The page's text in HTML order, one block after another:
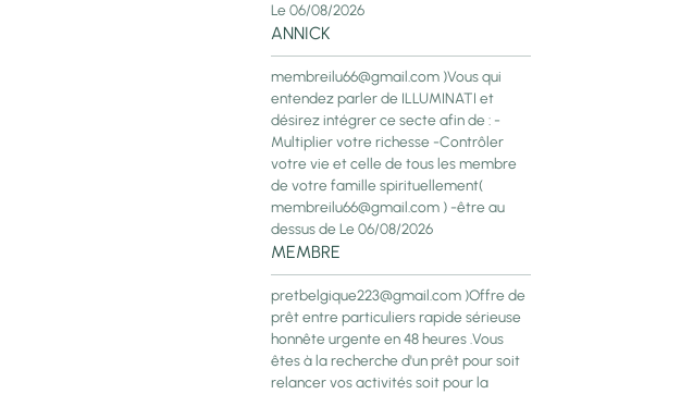
Le 06/08/2026
ANNICK
membreilu66@gmail.com )Vous qui
entendez parler de ILLUMINATI et
désirez intégrer ce secte afin de : -
Multiplier votre richesse -Contrôler
votre vie et celle de tous les membre
de votre famille spirituellement(
membreilu66@gmail.com ) -être au
dessus deLe 06/08/2026
MEMBRE
pretbelgique223@gmail.com )Offre de
prêt entre particuliers rapide sérieuse
honnête urgente en 48 heures .Vous
êtes à la recherche d'un prêt pour soit
relancer vos activités soit pour la